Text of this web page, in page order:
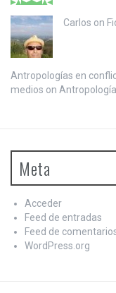
Carlos on
Antropologías en
medios on
Meta
Acceder
Feed de entradas
Feed de
WordPress.org